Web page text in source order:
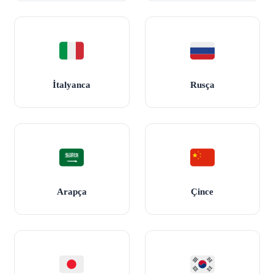
İtalyanca Rusça
Arapça Çince